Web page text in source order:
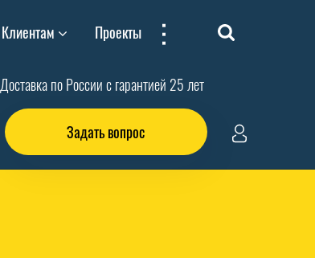
Клиентам Проекты ...
Доставка по России с гарантией 25 лет
Задать вопрос